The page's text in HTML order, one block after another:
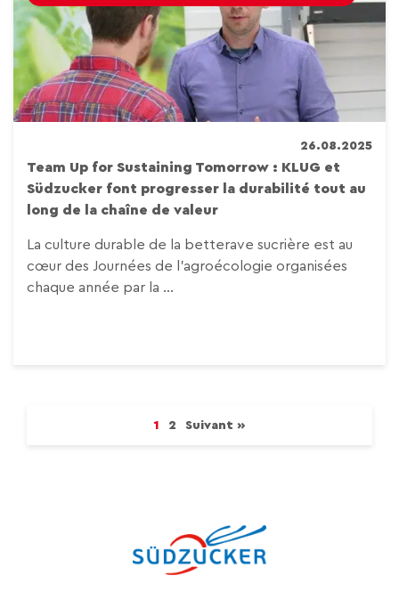
26.08.2025
Team Up for Sustaining Tomorrow : KLUG et
Südzucker font progresser la durabilité tout au
long de la chaîne de valeur
La culture durable de la betterave sucrière est au
cœur des Journées de l’agroécologie organisées
chaque année par la ...
1 2 Suivant »